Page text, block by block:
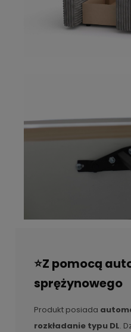
⭐Z pomocą
sprężynowego
Produkt posiada
rozkładanie typu DL.